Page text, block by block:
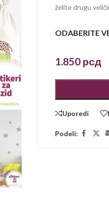
želite drugu
ODABERITE
1.850 рсд
Uporedi
Podeli: